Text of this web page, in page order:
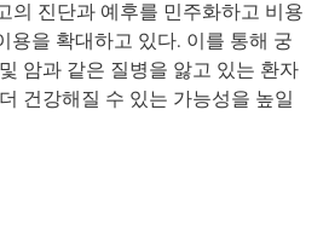
의 진단과 예후를 민주화하고 비용
용을 확대하고 있다. 이를 통해 궁
암과 같은 질병을 앓고 있는 환자
건강해질 수 있는 가능성을 높일